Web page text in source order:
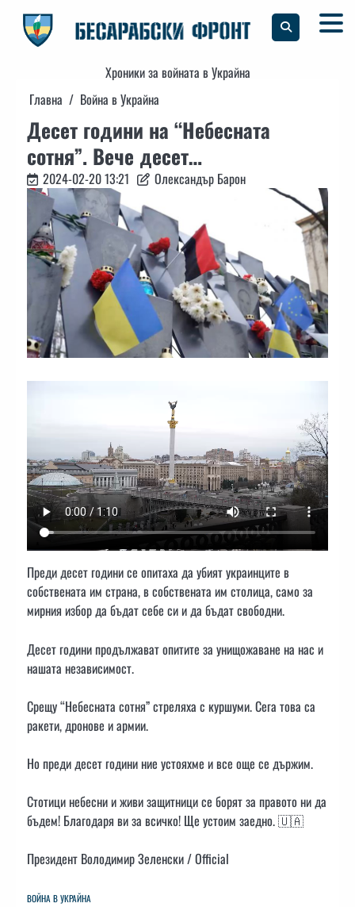
content
Хроники за войната в Украйна
Главна
Война в Украйна
Десет години на “Небесната
сотня”. Вече десет…
2024-02-20 13:21 Олександър Барон
Преди десет години се опитаха да убият украинците в
собствената им страна, в собствената им столица, само за
мирния избор да бъдат себе си и да бъдат свободни.
Десет години продължават опитите за унищожаване на нас и
нашата независимост.
Срещу “Небесната сотня” стреляха с куршуми. Сега това са
ракети, дронове и армии.
Но преди десет години ние устояхме и все още се държим.
Стотици небесни и живи защитници се борят за правото ни да
бъдем! Благодаря ви за всичко! Ще устоим заедно. 🇺🇦
Президент Володимир Зеленски / Official
ВОЙНА В УКРАЙНА